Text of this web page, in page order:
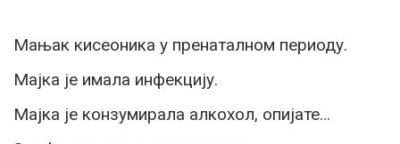
Мањак кисеоника у пренаталном периоду.
Мајка је имала инфекцију.
Мајка је конзумирала алкохол, опијате…